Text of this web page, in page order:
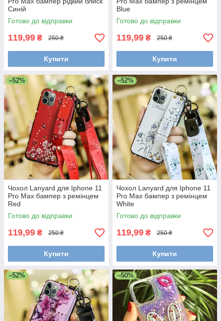
Синій
Готово до відправки
119,99 ₴ 250 ₴
Купити
Blue
Готово до відправки
119,99 ₴ 250 ₴
Купити
–52%
Чохол Lanyard для Iphone 11
Pro Max бампер з ремінцем
Red
Готово до відправки
119,99 ₴ 250 ₴
Купити
–52%
Чохол Lanyard для Iphone 11
Pro Max бампер з ремінцем
White
Готово до відправки
119,99 ₴ 250 ₴
Купити
–52% –50%